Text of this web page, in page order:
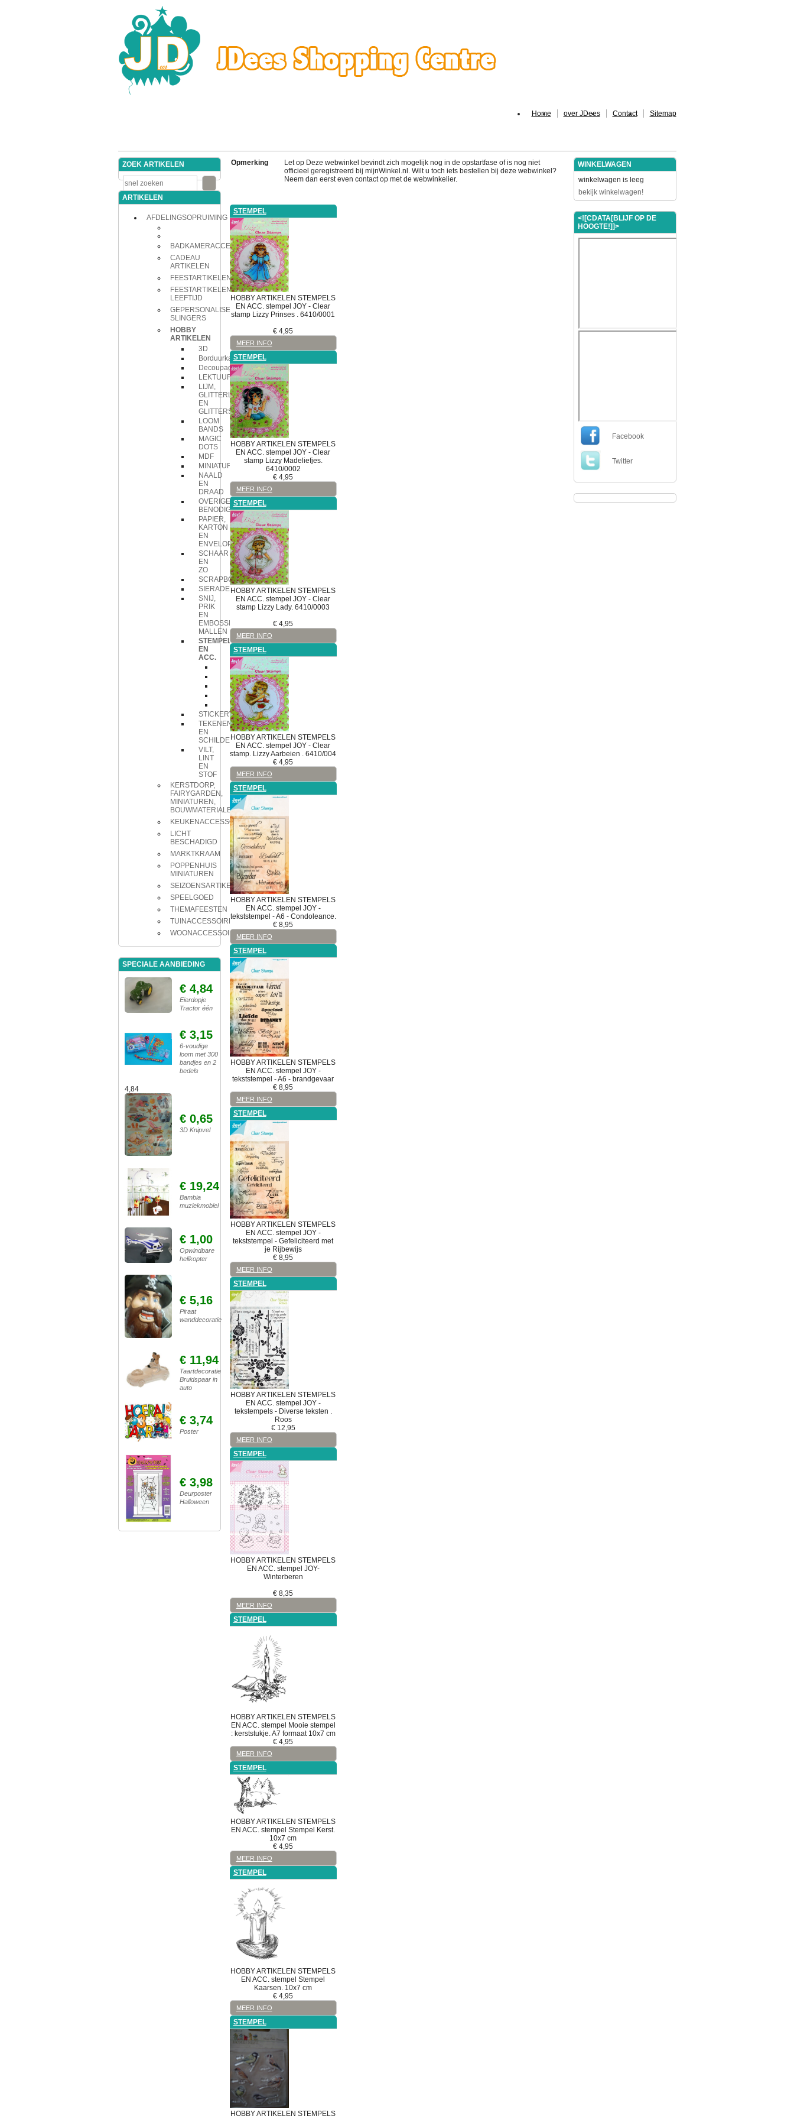
Home over JDees Contact Sitemap
ZOEK ARTIKELEN
ARTIKELEN
AFDELINGSOPRUIMING
BADKAMERACCESSOIRES
CADEAU
ARTIKELEN
FEESTARTIKELEN
FEESTARTIKELEN
LEEFTIJD
GEPERSONALISEERDE
SLINGERS
HOBBY
ARTIKELEN
3D
Borduurkaarten
Decoupage
LEKTUUR
LIJM,
GLITTERLIJM
EN
GLITTERS
LOOM
BANDS
MAGIC
DOTS
MDF
MINIATUREN
NAALD
EN
DRAAD
OVERIGE
BENODIGDHEDEN
PAPIER,
KARTON
EN
ENVELOPPEN
SCHAAR
EN
ZO
SCRAPBOOK
SIERADEN
SNIJ,
PRIK
EN
EMBOSSING
MALLEN
STEMPELS
EN
ACC.
Acrylblok
Lineaal
stempel
stempelinkt
stempelkussen
STICKERVELLEN
TEKENEN
EN
SCHILDEREN
VILT,
LINT
EN
STOF
KERSTDORP,
FAIRYGARDEN,
MINIATUREN,
BOUWMATERIALEN
KEUKENACCESSOIRES
LICHT
BESCHADIGD
MARKTKRAAM
POPPENHUIS
MINIATUREN
SEIZOENSARTIKELEN
SPEELGOED
THEMAFEESTEN
TUINACCESSOIRES
WOONACCESSOIRES
SPECIALE AANBIEDING
€ 4,84
Eierdopje
Tractor één
€ 3,15
6-voudige
loom met 300
bandjes en 2
bedels
4,84
€ 0,65
3D Knipvel
€ 19,24
Bambia
muziekmobiel
€ 1,00
Opwindbare
helikopter
€ 5,16
Piraat
wanddecoratie
€ 11,94
Taartdecoratie
Bruidspaar in
auto
€ 3,74
Poster
€ 3,98
Deurposter
Halloween
Opmerking
Let op Deze webwinkel bevindt zich mogelijk nog in de opstartfase of is nog niet
officieel geregistreerd bij mijnWinkel.nl. Wilt u toch iets bestellen bij deze webwinkel?
Neem dan eerst even contact op met de webwinkelier.
STEMPEL
HOBBY ARTIKELEN STEMPELS
EN ACC. stempel JOY - Clear
stamp Lizzy Prinses . 6410/0001
€4,95
MEER INFO
STEMPEL
HOBBY ARTIKELEN STEMPELS
EN ACC. stempel JOY - Clear
stamp Lizzy Madeliefjes.
6410/0002
€4,95
MEER INFO
STEMPEL
HOBBY ARTIKELEN STEMPELS
EN ACC. stempel JOY - Clear
stamp Lizzy Lady. 6410/0003
€4,95
MEER INFO
STEMPEL
HOBBY ARTIKELEN STEMPELS
EN ACC. stempel JOY - Clear
stamp. Lizzy Aarbeien . 6410/004
€4,95
MEER INFO
STEMPEL
HOBBY ARTIKELEN STEMPELS
EN ACC. stempel JOY -
tekststempel - A6 - Condoleance.
€8,95
MEER INFO
STEMPEL
HOBBY ARTIKELEN STEMPELS
EN ACC. stempel JOY -
tekststempel - A6 - brandgevaar
€8,95
MEER INFO
STEMPEL
HOBBY ARTIKELEN STEMPELS
EN ACC. stempel JOY -
tekststempel - Gefeliciteerd met
je Rijbewijs
€8,95
MEER INFO
STEMPEL
HOBBY ARTIKELEN STEMPELS
EN ACC. stempel JOY -
tekstempels - Diverse teksten .
Roos
€ 12,95
MEER INFO
STEMPEL
HOBBY ARTIKELEN STEMPELS
EN ACC. stempel JOY-
Winterberen
€8,35
MEER INFO
STEMPEL
HOBBY ARTIKELEN STEMPELS
EN ACC. stempel
Mooie stempel
: kerststukje. A7 formaat 10x7 cm
€4,95
MEER INFO
STEMPEL
HOBBY ARTIKELEN STEMPELS
EN ACC. stempel Stempel Kerst.
10x7 cm
€4,95
MEER INFO
STEMPEL
HOBBY ARTIKELEN STEMPELS
EN ACC. stempel Stempel
Kaarsen. 10x7 cm
€4,95
MEER INFO
STEMPEL
HOBBY ARTIKELEN STEMPELS
WINKELWAGEN
winkelwagen is leeg
bekijk winkelwagen!
<![CDATA[BLIJF OP DE
HOOGTE!]]>
Facebook
Twitter